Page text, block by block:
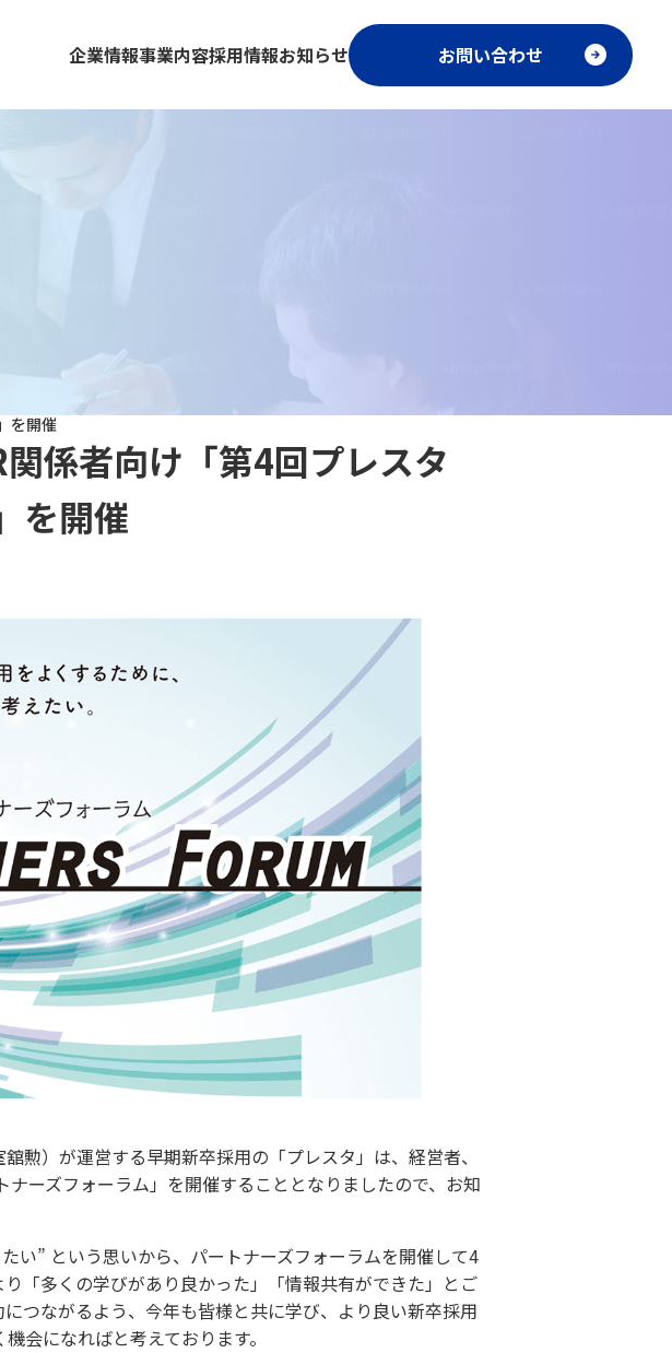
企業情報事業内容採用情報お知らせ お問い合わせ
を開催
係者向け「第4回プレスタ
を開催
勲）が運営する早期新卒採用の「プレスタ」は、経営者、
ーズフォーラム」を開催することとなりましたので、お知
い” という思いから、パートナーズフォーラムを開催して4
「多くの学びがあり良かった」「情報共有ができた」とご
つながるよう、今年も皆様と共に学び、より良い新卒採用
会になればと考えております。